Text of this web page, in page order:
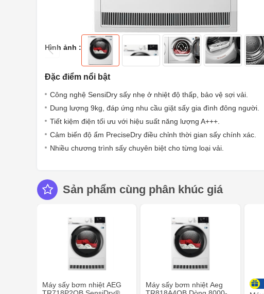
Hình ảnh :
Đặc điểm nổi bật
Công nghệ SensiDry sấy nhẹ ở nhiệt độ thấp, bảo vệ sợi vải.
Dung lượng 9kg, đáp ứng nhu cầu giặt sấy gia đình đông người.
Tiết kiệm điện tối ưu với hiệu suất năng lượng A+++.
Cảm biến độ ẩm PreciseDry điều chỉnh thời gian sấy chính xác.
Nhiều chương trình sấy chuyên biệt cho từng loại vải.
Sản phẩm cùng phân khúc giá
Máy sấy bơm nhiệt AEG
Máy sấy bơm nhiệt Aeg